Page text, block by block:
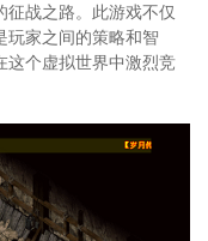
征战之路。此游戏不仅
玩家之间的策略和智
这个虚拟世界中激烈竞